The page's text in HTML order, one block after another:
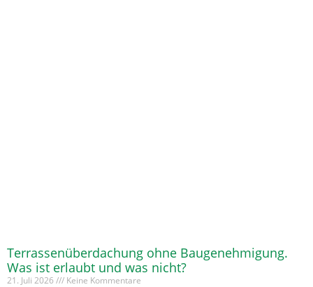
Terrassenüberdachung ohne Baugenehmigung.
Was ist erlaubt und was nicht?
21. Juli 2026 Keine Kommentare